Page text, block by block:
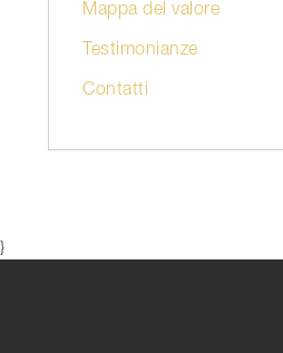
Mappa del valore
Testimonianze
Contatti
}